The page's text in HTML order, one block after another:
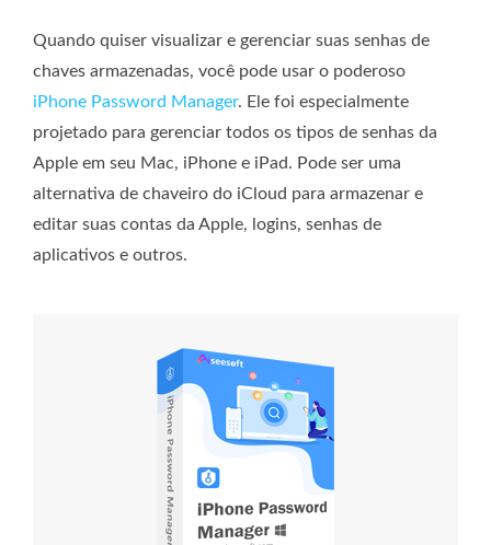
Quando quiser visualizar e gerenciar suas senhas de
chaves armazenadas, você pode usar o poderoso
iPhone Password Manager. Ele foi especialmente
projetado para gerenciar todos os tipos de senhas da
Apple em seu Mac, iPhone e iPad. Pode ser uma
alternativa de chaveiro do iCloud para armazenar e
editar suas contas da Apple, logins, senhas de
aplicativos e outros.